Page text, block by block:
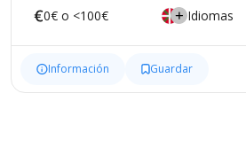
0€ o <100€
Idiomas
Información Guardar